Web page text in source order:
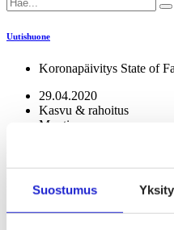
Suostumus
Uutishuone
Koronapäivitys State of
29.04.2020
Kasvu & rahoitus
Muoti
raporttiin
Verkkomedia Business